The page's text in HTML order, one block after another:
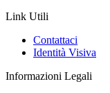
Link Utili
Contattaci
Identità Visiva
Informazioni Legali